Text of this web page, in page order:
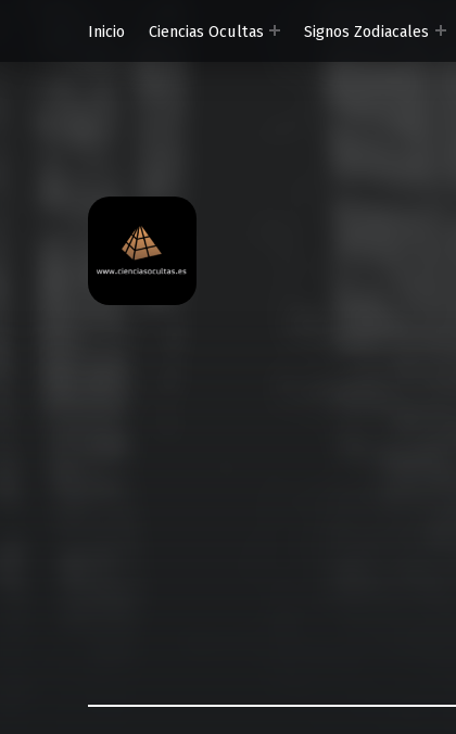
Inicio
Ciencias Ocultas Signos Zodiacales